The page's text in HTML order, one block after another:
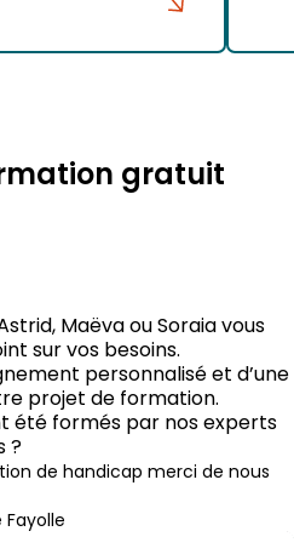
gratuit
Maëva ou Soraia vous
sur vos besoins.
personnalisé et d’une
projet de formation.
été formés par nos experts
?
de handicap merci de nous